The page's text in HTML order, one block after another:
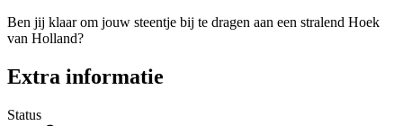
Ben jij klaar om jouw steentje bij te dragen aan een stralend Hoek
van Holland?
Extra informatie
Status